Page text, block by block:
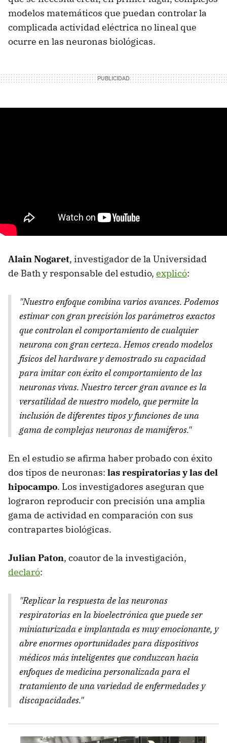
modelos matemáticos que puedan controlar la
complicada actividad eléctrica no lineal que
ocurre en las neuronas biológicas.
Alain Nogaret, investigador de la Universidad
de Bath y responsable del estudio, explicó:
"Nuestro enfoque combina varios avances. Podemos
estimar con gran precisión los parámetros exactos
que controlan el comportamiento de cualquier
neurona con gran certeza. Hemos creado modelos
físicos del hardware y demostrado su capacidad
para imitar con éxito el comportamiento de las
neuronas vivas. Nuestro tercer gran avance es la
versatilidad de nuestro modelo, que permite la
inclusión de diferentes tipos y funciones de una
gama de complejas neuronas de mamíferos."
En el estudio se afirma haber probado con éxito
dos tipos de neuronas: las respiratorias y las del
hipocampo. Los investigadores aseguran que
lograron reproducir con precisión una amplia
gama de actividad en comparación con sus
contrapartes biológicas.
Julian Paton, coautor de la investigación,
declaró:
"Replicar la respuesta de las neuronas
respiratorias en la bioelectrónica que puede ser
miniaturizada e implantada es muy emocionante, y
abre enormes oportunidades para dispositivos
médicos más inteligentes que conduzcan hacia
enfoques de medicina personalizada para el
tratamiento de una variedad de enfermedades y
discapacidades."